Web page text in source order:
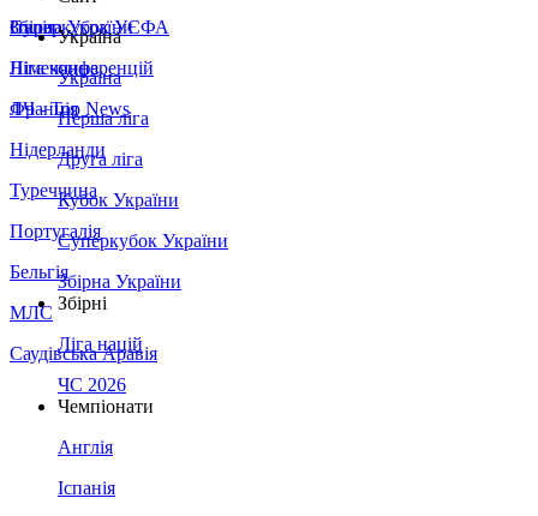
Збірна України
Італія
Німеччина
Франція
Нідерланди
Туреччина
Португалія
Бельгія
МЛС
Саудівська Аравія
Суперкубок УЄФА
Ліга конференцій
ЛЧ - Top News
Україна
Україна
Перша ліга
Друга ліга
Кубок України
Суперкубок України
Збірна України
Збірні
Ліга націй
ЧС 2026
Чемпіонати
Англія
Іспанія